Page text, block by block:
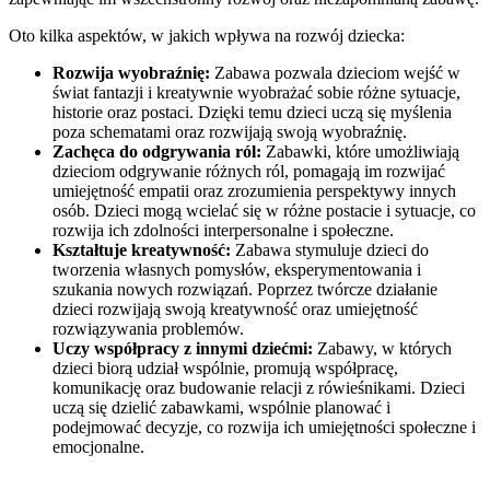
Oto kilka aspektów, w jakich wpływa na rozwój dziecka:
Rozwija wyobraźnię: Zabawa pozwala dzieciom wejść w
świat fantazji i kreatywnie wyobrażać sobie różne sytuacje,
historie oraz postaci. Dzięki temu dzieci uczą się myślenia
poza schematami oraz rozwijają swoją wyobraźnię.
Zachęca do odgrywania ról: Zabawki, które umożliwiają
dzieciom odgrywanie różnych ról, pomagają im rozwijać
umiejętność empatii oraz zrozumienia perspektywy innych
osób. Dzieci mogą wcielać się w różne postacie i sytuacje, co
rozwija ich zdolności interpersonalne i społeczne.
Kształtuje kreatywność: Zabawa stymuluje dzieci do
tworzenia własnych pomysłów, eksperymentowania i
szukania nowych rozwiązań. Poprzez twórcze działanie
dzieci rozwijają swoją kreatywność oraz umiejętność
rozwiązywania problemów.
Uczy współpracy z innymi dziećmi: Zabawy, w których
dzieci biorą udział wspólnie, promują współpracę,
komunikację oraz budowanie relacji z rówieśnikami. Dzieci
uczą się dzielić zabawkami, wspólnie planować i
podejmować decyzje, co rozwija ich umiejętności społeczne i
emocjonalne.